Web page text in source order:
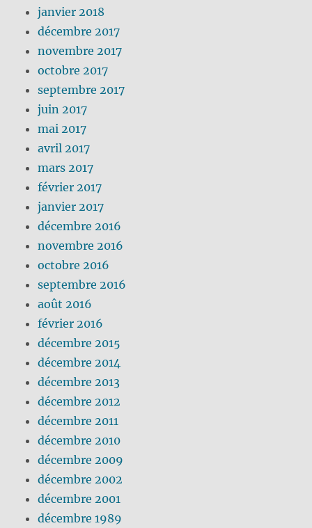
janvier 2018
décembre 2017
novembre 2017
octobre 2017
septembre 2017
juin 2017
mai 2017
avril 2017
mars 2017
février 2017
janvier 2017
décembre 2016
novembre 2016
octobre 2016
septembre 2016
août 2016
février 2016
décembre 2015
décembre 2014
décembre 2013
décembre 2012
décembre 2011
décembre 2010
décembre 2009
décembre 2002
décembre 2001
décembre 1989